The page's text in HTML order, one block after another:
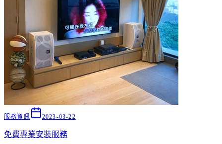
服務資訊 2023-03-22
免費專業安裝服務